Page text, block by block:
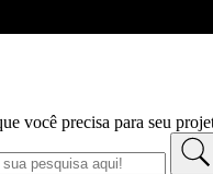
você precisa para seu